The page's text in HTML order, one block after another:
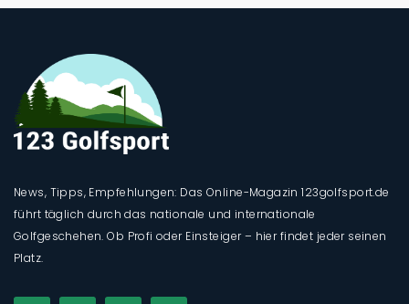
News, Tipps, Empfehlungen: Das Online-Magazin 123golfsport.de
führt täglich durch das nationale und internationale
Golfgeschehen. Ob Profi oder Einsteiger – hier findet jeder seinen
Platz.